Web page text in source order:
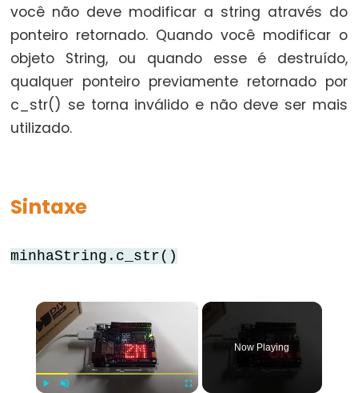
do...while
else
for
goto
if
return
Further
(comentário
você não deve modificar a string através do
ponteiro retornado. Quando você modificar o
objeto String, ou quando esse é destruído,
qualquer ponteiro previamente retornado por
c_str() se torna inválido e não deve ser mais
utilizado.
Sintaxe
minhaString.c_str()
Now Playing